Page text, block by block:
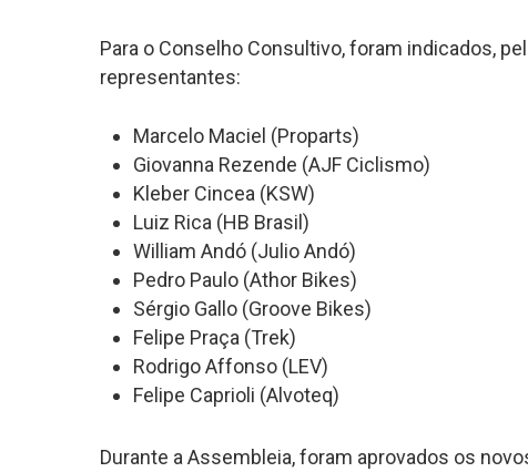
Para o Conselho Consultivo, foram indicados,
representantes:
Marcelo Maciel (Proparts)
Giovanna Rezende (AJF Ciclismo)
Kleber Cincea (KSW)
Luiz Rica (HB Brasil)
William Andó (Julio Andó)
Pedro Paulo (Athor Bikes)
Sérgio Gallo (Groove Bikes)
Felipe Praça (Trek)
Rodrigo Affonso (LEV)
Felipe Caprioli (Alvoteq)
Durante a Assembleia, foram aprovados os